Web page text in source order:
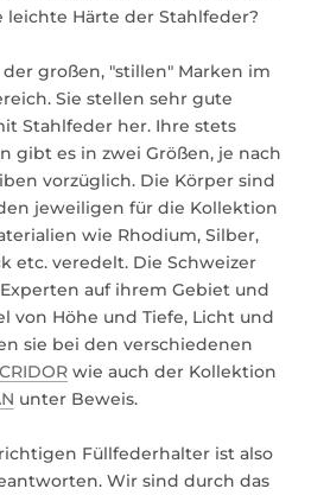
Härte der Stahlfeder?
großen, "stillen" Marken im
Sie stellen sehr gute
Stahlfeder her. Ihre stets
gibt es in zwei Größen, je nach
vorzüglich. Die Körper sind
jeweiligen für die Kollektion
wie Rhodium, Silber,
etc. veredelt. Die Schweizer
auf ihrem Gebiet und
von Höhe und Tiefe, Licht und
sie bei den verschiedenen
wie auch der Kollektion
unter Beweis.
Füllfederhalter ist also
Wir sind durch das